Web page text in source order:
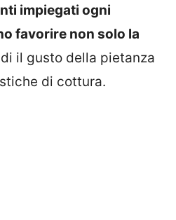
impiegati ogni
favorire non solo la
il gusto della pietanza
di cottura.